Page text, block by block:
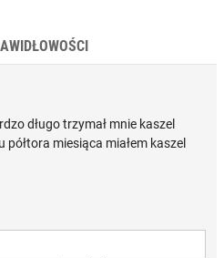
długo trzymał mnie kaszel
miesiąca miałem kaszel